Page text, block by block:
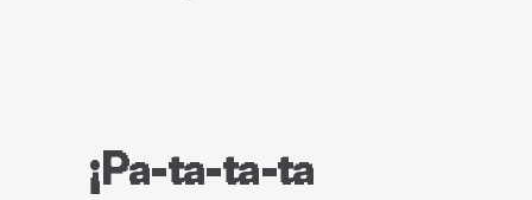
¡Pa-ta-ta-ta